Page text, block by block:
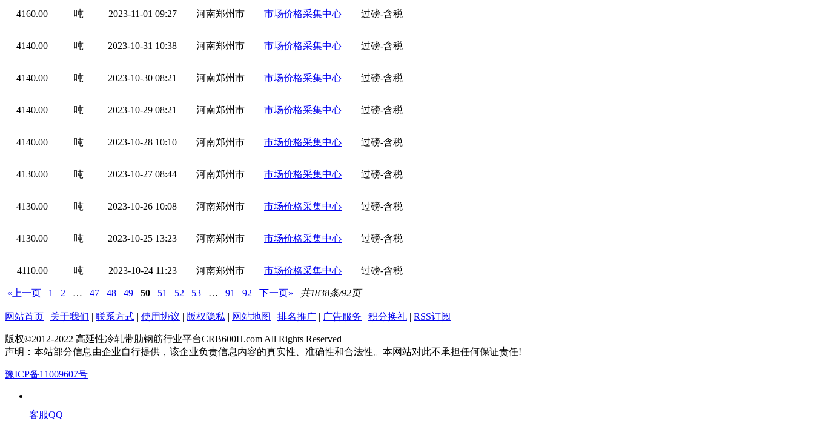
4160.00 吨 2023-11-01 09:27 河南郑州市 市场价格采集中心 过磅-含税
4140.00 吨 2023-10-31 10:38 河南郑州市 市场价格采集中心 过磅-含税
4140.00 吨 2023-10-30 08:21 河南郑州市 市场价格采集中心 过磅-含税
4140.00 吨 2023-10-29 08:21 河南郑州市 市场价格采集中心 过磅-含税
4140.00 吨 2023-10-28 10:10 河南郑州市 市场价格采集中心 过磅-含税
4130.00 吨 2023-10-27 08:44 河南郑州市 市场价格采集中心 过磅-含税
4130.00 吨 2023-10-26 10:08 河南郑州市 市场价格采集中心 过磅-含税
4130.00 吨 2023-10-25 13:23 河南郑州市 市场价格采集中心 过磅-含税
4110.00 吨 2023-10-24 11:23 河南郑州市 市场价格采集中心 过磅-含税
«上一页 1 2 … 47 48 49 50 51 52 53 … 91 92 下一页» 共1838条/92页
网站首页 关于我们 联系方式 使用协议 版权隐私 网站地图 排名推广 广告服务 积分换礼 RSS订阅
版权©2012-2022 高延性冷轧带肋钢筋行业平台CRB600H.com All Rights Reserved
声明：本站部分信息由企业自行提供，该企业负责信息内容的真实性、准确性和合法性。本网站对此不承担任何保证责任!
豫ICP备11009607号
客服QQ